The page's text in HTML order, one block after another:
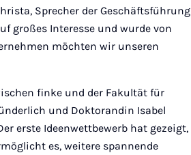
Sprecher der Geschäftsführung
großes Interesse und wurde von
möchten wir unseren
finke und der Fakultät für
und Doktorandin Isabel
erste Ideenwettbewerb hat gezeigt,
es, weitere spannende